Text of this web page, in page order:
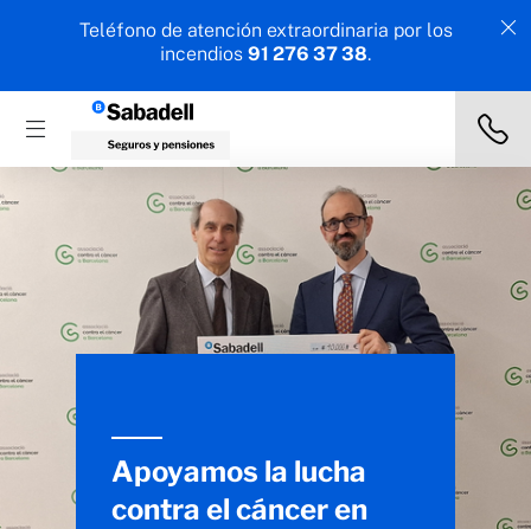
Teléfono de atención extraordinaria por los
incendios 91 276 37 38.
Apoyamos la lucha
contra el cáncer en